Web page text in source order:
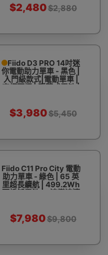
玩】
$2,480$2,880
Fiido D3 PRO 14吋迷
你電動助力單車 - 黑色 |
入門級款式|電動單車 |
車柄可摺 | 隱藏式電池 |
$3,980$5,450
Fiido C11 Pro City 電動
助力單車 - 綠色 | 65 英
里超長續航 | 499.2Wh
可拆卸電池 | 7速變速適
$7,980$9,800